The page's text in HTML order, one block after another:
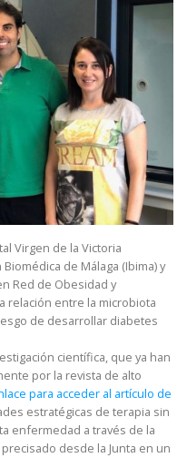
Virgen de la Victoria
de Málaga (Ibima) y
Red de Obesidad y
relación entre la microbiota
de desarrollar diabetes
científica, que ya han
por la revista de alto
para acceder al artículo de
estratégicas de terapia sin
enfermedad a través de la
desde la Junta en un